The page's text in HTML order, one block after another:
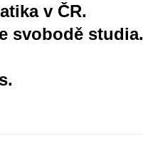
v ČR.
svobodě studia.